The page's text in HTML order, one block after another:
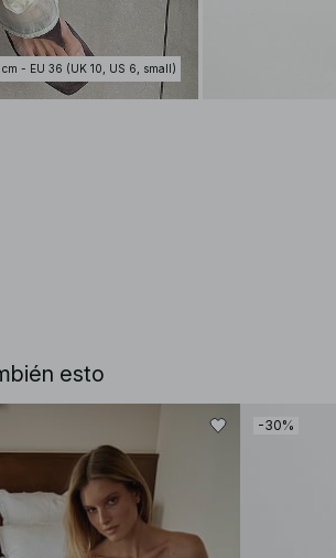
cm - EU 36 (UK 10, US 6, small)
esto
-30%